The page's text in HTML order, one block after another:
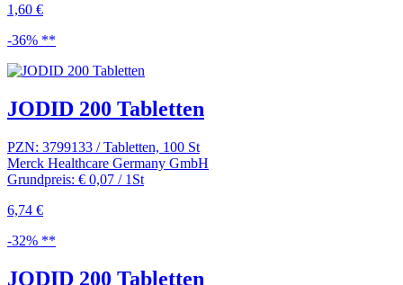
1,60 €
-36% **
JODID 200 Tabletten
PZN: 3799133 / Tabletten, 100 St
Merck Healthcare Germany GmbH
Grundpreis: € 0,07 / 1St
6,74 €
-32% **
JODID 200 Tabletten